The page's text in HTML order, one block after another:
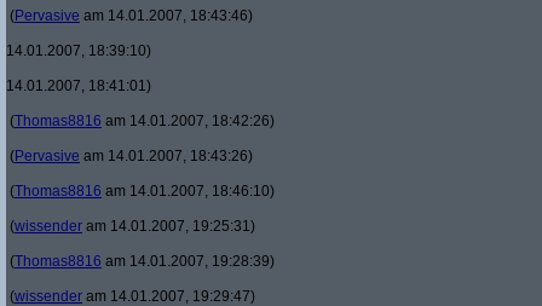
(Pervasive am 14.01.2007, 18:43:46)
14.01.2007, 18:39:10)
14.01.2007, 18:41:01)
(Thomas8816 am 14.01.2007, 18:42:26)
(Pervasive am 14.01.2007, 18:43:26)
(Thomas8816 am 14.01.2007, 18:46:10)
(wissender am 14.01.2007, 19:25:31)
(Thomas8816 am 14.01.2007, 19:28:39)
(wissender am 14.01.2007, 19:29:47)